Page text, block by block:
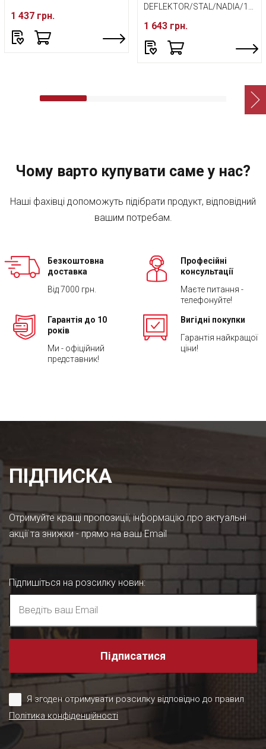
1 437 грн.
1 643 грн.
Чому варто купувати саме у нас?
Наші фахівці допоможуть підібрати продукт, відповідний
вашим потребам.
Безкоштовна
доставка
Від 7000 грн.
Професійні
консультації
Маєте питання -
телефонуйте!
Гарантія до 10
років
Ми - офіційний
представник!
Вигідні покупки
Гарантія найкращої
ціни!
ПІДПИСКА
Отримуйте кращі пропозиції, інформацію про актуальні
акції та знижки - прямо на ваш Email
Підпишіться на розсилку новин:
Підписатися
Я згоден отримувати розсилку відповідно до правил
Політика конфіденційності